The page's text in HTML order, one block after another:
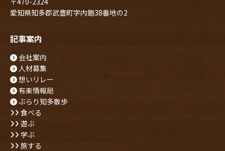
愛知県知多郡武豊町字内鉋38番地の2
記事案内
会社案内
人材募集
想いリレー
有楽情報局
ぶらり知多散歩
食べる
遊ぶ
学ぶ
旅する